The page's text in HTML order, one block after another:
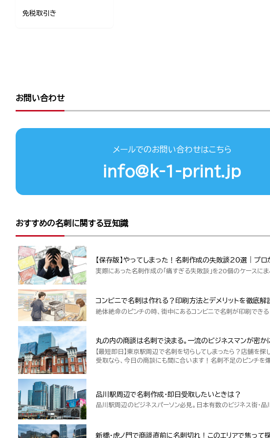
免税取引き
お問い合わせ
メールでのお問い合わせはこちら
info@k-1-print.jp
おすすめの名刺に関する豆知識
【保存版】やってしまった！名刺作成の失敗談20選｜プ
実際にあった名刺作成の「痛すぎる失敗談」を20個のケースにま
コンビニで名刺は作れる？印刷方法とデメリットを徹底解
絶体絶命のピンチの時、街中にあるコンビニで名刺が印刷でき
丸の内の商談は名刺で決まる。一流のビジネスマンが密か
【最短即日】東京駅周辺で名刺を切らしてしまったら？店舗を
受取なら、今日の商談にも間に合います！名刺不足のピンチを
品川駅周辺で名刺作成・即日受取したいときは？
品川駅周辺のビジネスパーソン必見。日本有数のビジネス街・
新橋・虎ノ門で商談直前に名刺切れ！このエリアで焦って